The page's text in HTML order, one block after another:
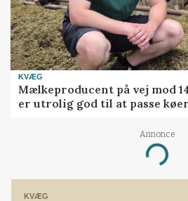
KVÆG
Mælkeproducent på vej mod
er utrolig god til at passe køer
Annonce
Loading...
KVÆG